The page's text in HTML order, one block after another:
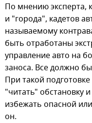
По мнению эксперта,
и "города", кадетов
называемому
быть отработаны
управление авто на
заноса. Все должно
При такой
"читать" обстановку
избежать опасной
он.